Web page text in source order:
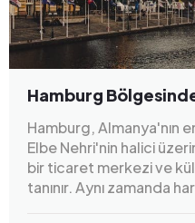
Hamburg
Hamburg, Almanya'nın
Elbe Nehri'nin halici
bir ticaret merkezi ve
tanınır. Aynı zamanda